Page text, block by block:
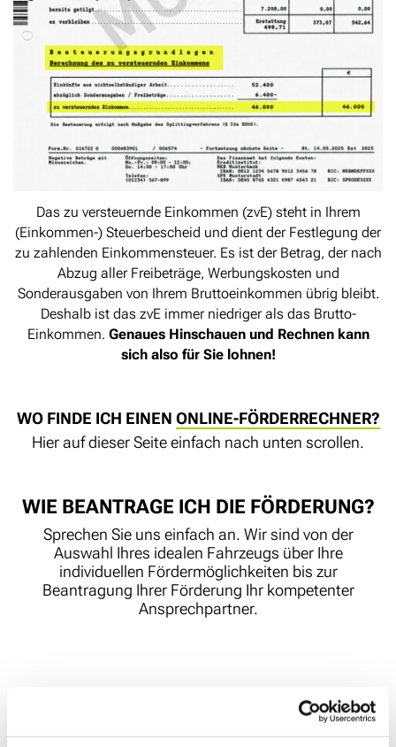
Das zu versteuernde Einkommen (zvE) steht in Ihrem
(Einkommen-) Steuerbescheid und dient der Festlegung der
zu zahlenden Einkommensteuer. Es ist der Betrag, der nach
Abzug aller Freibeträge, Werbungskosten und
Sonderausgaben von Ihrem Bruttoeinkommen übrig bleibt.
Deshalb ist das zvE immer niedriger als das Brutto-
Einkommen. Genaues Hinschauen und Rechnen kann
sich also für Sie lohnen!
WO FINDE ICH EINEN ONLINE-FÖRDERRECHNER?
Hier auf dieser Seite einfach nach unten scrollen.
WIE BEANTRAGE ICH DIE FÖRDERUNG?
Sprechen Sie uns einfach an. Wir sind von der
Auswahl Ihres idealen Fahrzeugs über Ihre
individuellen Fördermöglichkeiten bis zur
Beantragung Ihrer Förderung Ihr kompetenter
Ansprechpartner.
Ihre mögliche Förderung